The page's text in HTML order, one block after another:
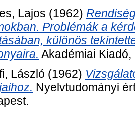
Lajos (1962)
Problémák a
különös
Akadémiai Kiadó,
László (1962)
Nyelvtudományi